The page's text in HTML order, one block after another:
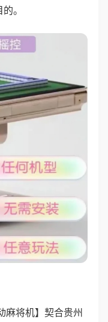
。
麻将机】契合贵州